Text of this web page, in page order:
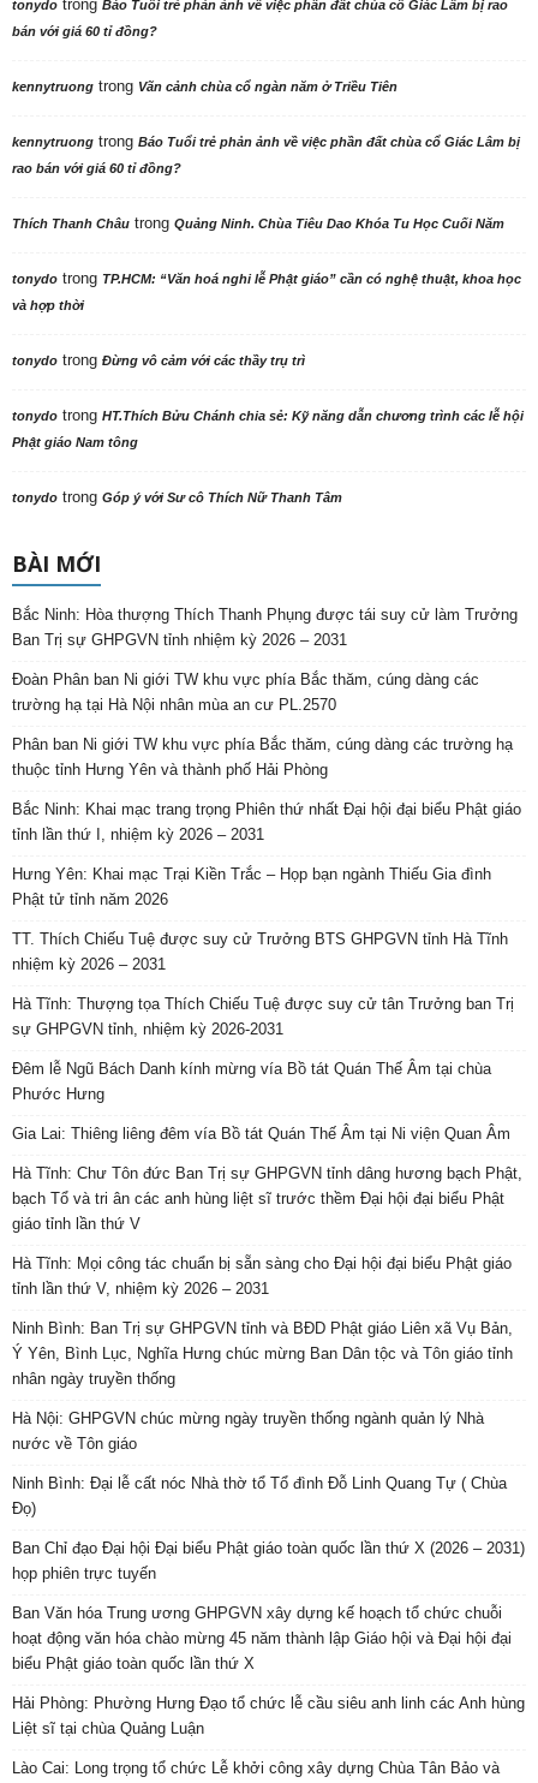
tonydo trong Báo Tuổi trẻ phản ảnh về việc phần đất chùa cổ Giác Lâm bị rao
bán với giá 60 tỉ đồng?
kennytruong trong Vãn cảnh chùa cổ ngàn năm ở Triều Tiên
kennytruong trong Báo Tuổi trẻ phản ảnh về việc phần đất chùa cổ Giác Lâm bị
rao bán với giá 60 tỉ đồng?
Thích Thanh Châu trong Quảng Ninh. Chùa Tiêu Dao Khóa Tu Học Cuối Năm
tonydo trong TP.HCM: “Văn hoá nghi lễ Phật giáo” cần có nghệ thuật, khoa học
và hợp thời
tonydo trong Đừng vô cảm với các thầy trụ trì
tonydo trong HT.Thích Bửu Chánh chia sẻ: Kỹ năng dẫn chương trình các lễ hội
Phật giáo Nam tông
tonydo trong Góp ý với Sư cô Thích Nữ Thanh Tâm
BÀI MỚI
Bắc Ninh: Hòa thượng Thích Thanh Phụng được tái suy cử làm Trưởng
Ban Trị sự GHPGVN tỉnh nhiệm kỳ 2026 – 2031
Đoàn Phân ban Ni giới TW khu vực phía Bắc thăm, cúng dàng các
trường hạ tại Hà Nội nhân mùa an cư PL.2570
Phân ban Ni giới TW khu vực phía Bắc thăm, cúng dàng các trường hạ
thuộc tỉnh Hưng Yên và thành phố Hải Phòng
Bắc Ninh: Khai mạc trang trọng Phiên thứ nhất Đại hội đại biểu Phật giáo
tỉnh lần thứ I, nhiệm kỳ 2026 – 2031
Hưng Yên: Khai mạc Trại Kiền Trắc – Họp bạn ngành Thiếu Gia đình
Phật tử tỉnh năm 2026
TT. Thích Chiếu Tuệ được suy cử Trưởng BTS GHPGVN tỉnh Hà Tĩnh
nhiệm kỳ 2026 – 2031
Hà Tĩnh: Thượng tọa Thích Chiếu Tuệ được suy cử tân Trưởng ban Trị
sự GHPGVN tỉnh, nhiệm kỳ 2026-2031
Đêm lễ Ngũ Bách Danh kính mừng vía Bồ tát Quán Thế Âm tại chùa
Phước Hưng
Gia Lai: Thiêng liêng đêm vía Bồ tát Quán Thế Âm tại Ni viện Quan Âm
Hà Tĩnh: Chư Tôn đức Ban Trị sự GHPGVN tỉnh dâng hương bạch Phật,
bạch Tổ và tri ân các anh hùng liệt sĩ trước thềm Đại hội đại biểu Phật
giáo tỉnh lần thứ V
Hà Tĩnh: Mọi công tác chuẩn bị sẵn sàng cho Đại hội đại biểu Phật giáo
tỉnh lần thứ V, nhiệm kỳ 2026 – 2031
Ninh Bình: Ban Trị sự GHPGVN tỉnh và BĐD Phật giáo Liên xã Vụ Bản,
Ý Yên, Bình Lục, Nghĩa Hưng chúc mừng Ban Dân tộc và Tôn giáo tỉnh
nhân ngày truyền thống
Hà Nội: GHPGVN chúc mừng ngày truyền thống ngành quản lý Nhà
nước về Tôn giáo
Ninh Bình: Đại lễ cất nóc Nhà thờ tổ Tổ đình Đỗ Linh Quang Tự ( Chùa
Đọ)
Ban Chỉ đạo Đại hội Đại biểu Phật giáo toàn quốc lần thứ X (2026 – 2031)
họp phiên trực tuyến
Ban Văn hóa Trung ương GHPGVN xây dựng kế hoạch tổ chức chuỗi
hoạt động văn hóa chào mừng 45 năm thành lập Giáo hội và Đại hội đại
biểu Phật giáo toàn quốc lần thứ X
Hải Phòng: Phường Hưng Đạo tổ chức lễ cầu siêu anh linh các Anh hùng
Liệt sĩ tại chùa Quảng Luận
Lào Cai: Long trọng tổ chức Lễ khởi công xây dựng Chùa Tân Bảo và